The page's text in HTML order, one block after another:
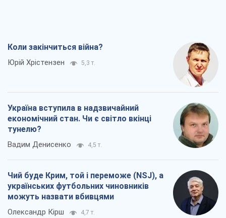
Коли закінчиться війна?
Юрій Хрістензен 5,3 т.
Україна вступила в надзвичайний
економічний стан. Чи є світло вкінці
тунелю?
Вадим Денисенко 4,5 т.
Чий буде Крим, той і переможе (NSJ), а
українських футбольних чиновників
можуть назвати вбивцями
Олександр Кірш 4,7 т.